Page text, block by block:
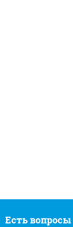
Есть